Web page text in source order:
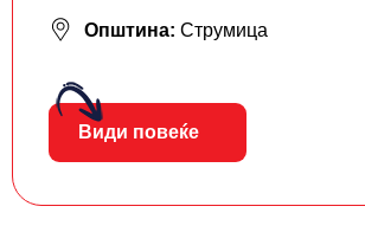
Општина: Струмица
Види повеќе